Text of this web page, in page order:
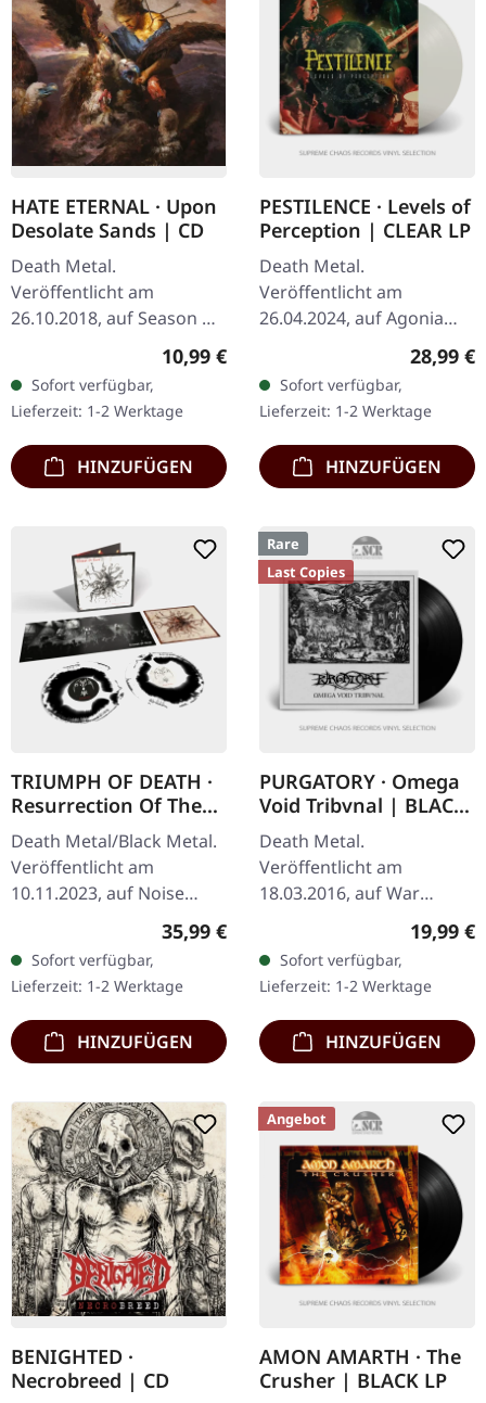
HATE ETERNAL · Upon
Desolate Sands | CD
Death Metal.
Veröffentlicht am
26.10.2018, auf Season Of
Mist. CD im Jewelcase mit
16seitigem Booklet. Hate
Eternal, die verehrte Kraft
in der…
Regulärer Preis:
10,99 €
Sofort verfügbar,
Lieferzeit: 1-2 Werktage
HINZUFÜGEN
PESTILENCE · Levels of
Perception | CLEAR LP
Death Metal.
Veröffentlicht am
26.04.2024, auf Agonia
Records. Clear Vinyl. Die
holländischen Death
Metal Legenden
Pestilence kehren mit
ihrem…
28,99 €
Sofort verfügbar,
Lieferzeit: 1-2 Werktage
HINZUFÜGEN
TRIUMPH OF DEATH ·
Resurrection Of The
Flesh | BLACK/WHITE
SWIRL 2LP
Death Metal/Black Metal.
Veröffentlicht am
10.11.2023, auf Noise
Records. Schwarz-weißes
"Swirl" Doppel-Vinyl im
Gatefold-Cover. Dieses…
Regulärer Preis:
35,99 €
Sofort verfügbar,
Lieferzeit: 1-2 Werktage
HINZUFÜGEN
Rare
Last Copies
PURGATORY · Omega
Void Tribvnal | BLACK
LP
Death Metal.
Veröffentlicht am
18.03.2016, auf War
Schwarzes Vinyl. Gatefold
und Full-Size-Booklet. Das
Album 'Omega Void
Tribvnal'…
19,99 €
Sofort verfügbar,
Lieferzeit: 1-2 Werktage
HINZUFÜGEN
BENIGHTED ·
Necrobreed | CD
Angebot
AMON AMARTH · The
Crusher | BLACK LP